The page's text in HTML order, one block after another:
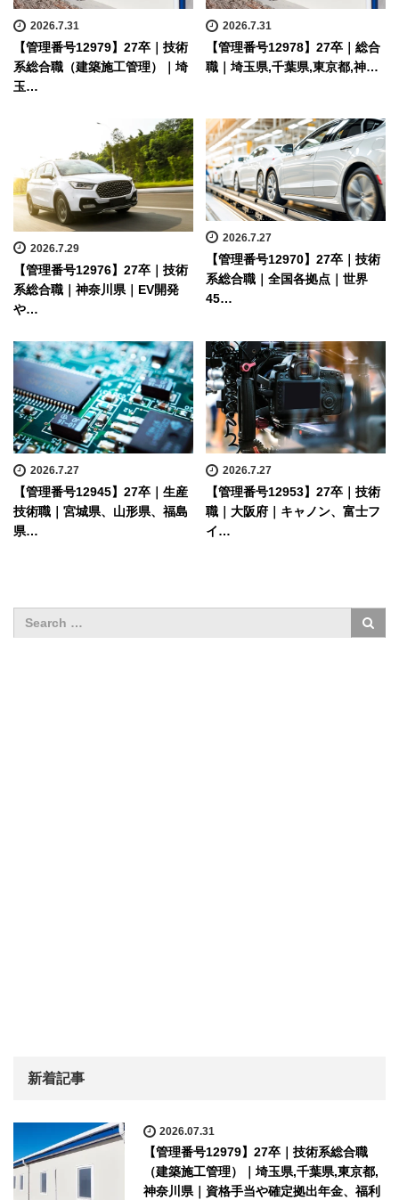
2026.7.31
【管理番号12979】27卒｜技術
系総合職（建築施工管理）｜埼
玉…
2026.7.31
【管理番号12978】27卒｜総合
職｜埼玉県,千葉県,東京都,神…
2026.7.29
【管理番号12976】27卒｜技術
系総合職｜神奈川県｜EV開発
や…
2026.7.27
【管理番号12970】27卒｜技術
系総合職｜全国各拠点｜世界
45…
2026.7.27
【管理番号12945】27卒｜生産
技術職｜宮城県、山形県、福島
県…
2026.7.27
【管理番号12953】27卒｜技術
職｜大阪府｜キャノン、富士フ
イ…
新着記事
2026.07.31
【管理番号12979】27卒｜技術系総合職
（建築施工管理）｜埼玉県,千葉県,東京都,
神奈川県｜資格手当や確定拠出年金、福利